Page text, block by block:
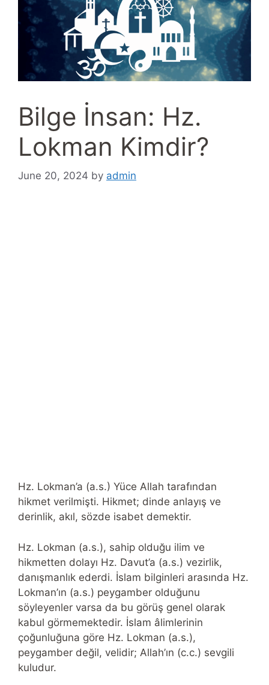
Bilge İnsan: Hz.
Lokman Kimdir?
June 20, 2024 by admin
Hz. Lokman’a (a.s.) Yüce Allah tarafından
hikmet verilmişti. Hikmet; dinde anlayış ve
derinlik, akıl, sözde isabet demektir.
Hz. Lokman (a.s.), sahip olduğu ilim ve
hikmetten dolayı Hz. Davut’a (a.s.) vezirlik,
danışmanlık ederdi. İslam bilginleri arasında Hz.
Lokman’ın (a.s.) peygamber olduğunu
söyleyenler varsa da bu görüş genel olarak
kabul görmemektedir. İslam âlimlerinin
çoğunluğuna göre Hz. Lokman (a.s.),
peygamber değil, velidir; Allah’ın (c.c.) sevgili
kuludur.